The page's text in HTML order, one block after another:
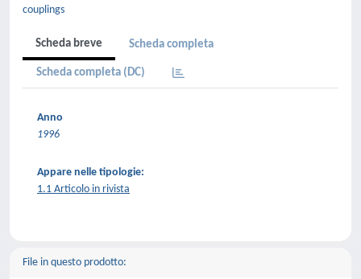
couplings
Scheda breve Scheda completa
Scheda completa (DC)
Anno
1996
Appare nelle tipologie:
1.1 Articolo in rivista
File in questo prodotto: